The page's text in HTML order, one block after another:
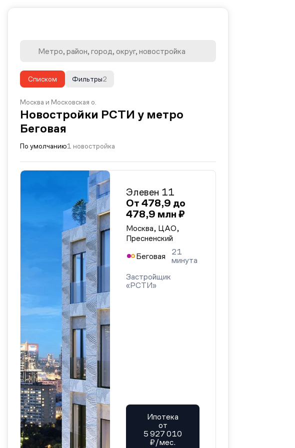
Списком 2
Фильтры
Москва и Московская о.
Новостройки РСТИ у метро
Беговая
По умолчанию1 новостройка
Элевен 11
От 478,9 до
478,9 млн ₽
Москва, ЦАО,
Пресненский
Беговая
21
минута
Застройщик
«РСТИ»
Ипотека
от
5 927 010
₽/мес.